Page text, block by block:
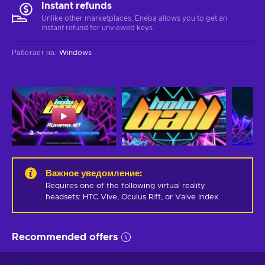
Instant refunds
Unlike other marketplaces, Eneba allows you to get an
instant refund for unviewed keys.
Работает на: Windows
Важное уведомление:
Requires one of the following virtual reality
headsets: HTC Vive, Oculus Rift, or Valve Index.
Recommended offers